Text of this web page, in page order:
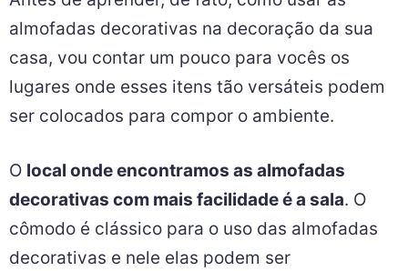
almofadas decorativas na decoração da sua
casa, vou contar um pouco para vocês os
lugares onde esses itens tão versáteis podem
ser colocados para compor o ambiente.
O local onde encontramos as almofadas
decorativas com mais facilidade é a sala. O
cômodo é clássico para o uso das almofadas
decorativas e nele elas podem ser